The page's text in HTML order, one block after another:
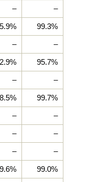
– –
99.3%
– –
95.7%
– –
99.7%
– –
– –
– –
99.0%